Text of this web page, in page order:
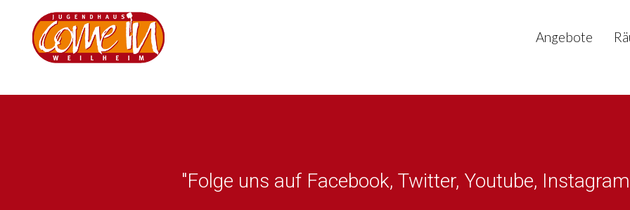
Angebote
"Folge uns auf Facebook, Twitter, Youtube,